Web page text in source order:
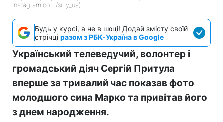
instagram.com/siriy_ua)
Будь у курсі, а не в шоці! Додай змісту своїй
стрічці разом з РБК-Україна в Google
Український телеведучий, волонтер і
громадський діяч Сергій Притула
вперше за тривалий час показав фото
молодшого сина Марко та привітав його
з днем народження.